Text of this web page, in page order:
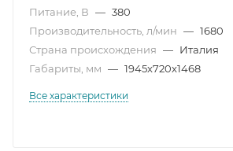
Питание, В — 380
Производительность, л/мин — 1680
Страна происхождения — Италия
Габариты, мм — 1945x720x1468
Все характеристики